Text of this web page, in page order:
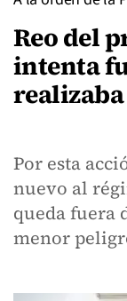
Reo del
intenta
realizaba
Por esta
nuevo al
queda fuera
menor